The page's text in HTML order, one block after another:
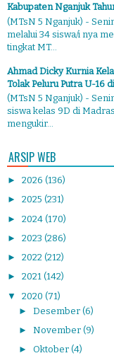
Kabupaten Nganjuk
(MTsN 5 Nganjuk) -
melalui 34 siswa/i nya
tingkat MT...
Ahmad Dicky Kurnia
Tolak Peluru Putra U-16
(MTsN 5 Nganjuk) -
siswa kelas 9D di
mengukir...
ARSIP WEB
► 2026 (136)
► 2025 (231)
► 2024 (170)
► 2023 (286)
► 2022 (212)
► 2021 (142)
▼ 2020 (71)
► Desember (6)
► November (9)
► Oktober (4)